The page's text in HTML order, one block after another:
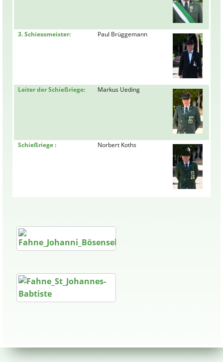
3. Schiessmeister: Paul Brüggemann
Leiter der Schießriege: Markus Ueding
Schießriege : Norbert Koths